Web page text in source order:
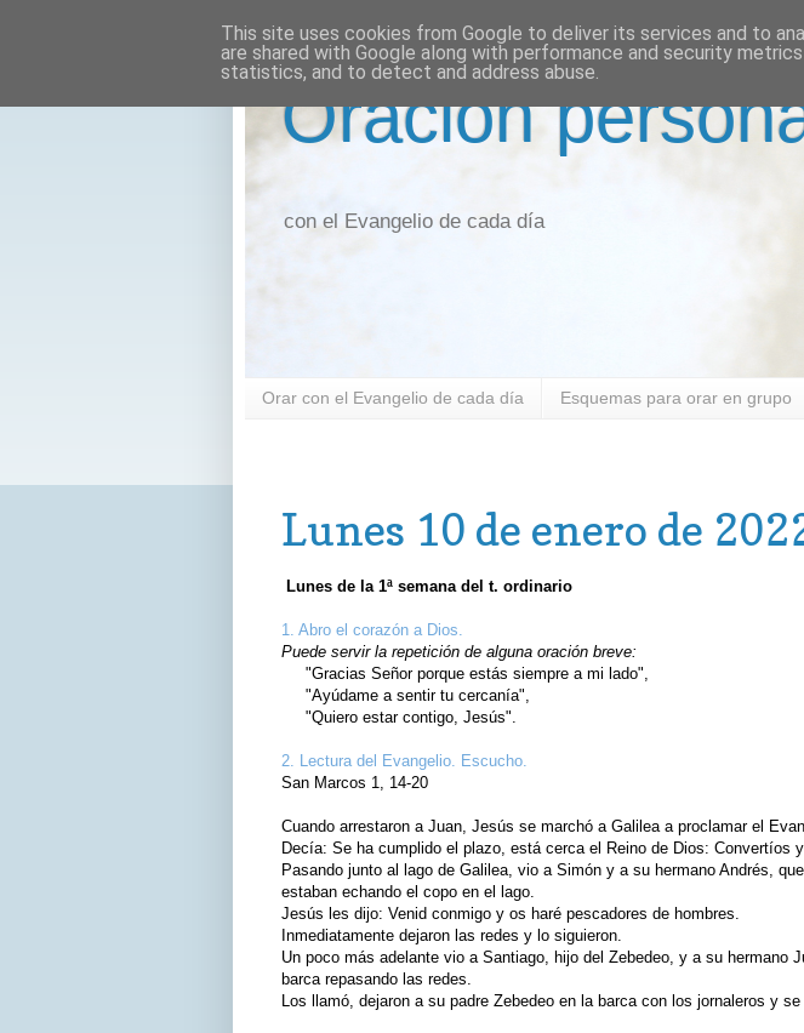
Oración
con el Evangelio de cada día
Orar con el Evangelio de cada día Esquemas para orar en grupo
Lunes 10 de enero de
Lunes de la 1ª semana del t. ordinario
1. Abro el corazón a Dios.
Puede servir la repetición de alguna oración breve:
"Gracias Señor porque estás siempre a mi lado",
"Ayúdame a sentir tu cercanía",
"Quiero estar contigo, Jesús".
2. Lectura del Evangelio. Escucho.
San Marcos 1, 14-20
Cuando arrestaron a Juan, Jesús se marchó a Galilea a proclamar el
Decía: Se ha cumplido el plazo, está cerca el Reino de Dios: Convertíos
Pasando junto al lago de Galilea, vio a Simón y a su hermano Andrés,
estaban echando el copo en el lago.
Jesús les dijo: Venid conmigo y os haré pescadores de hombres.
Inmediatamente dejaron las redes y lo siguieron.
Un poco más adelante vio a Santiago, hijo del Zebedeo, y a su hermano
barca repasando las redes.
Los llamó, dejaron a su padre Zebedeo en la barca con los jornaleros y se
This site uses cookies from Google to deliver its services and to
are shared with Google along with performance and security
statistics, and to detect and address abuse.